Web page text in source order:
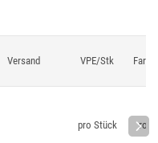
Versand VPE/Stk Farbe
pro Stück
rot